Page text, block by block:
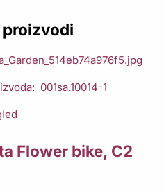
001sa.10014-1
Flower bike, C2